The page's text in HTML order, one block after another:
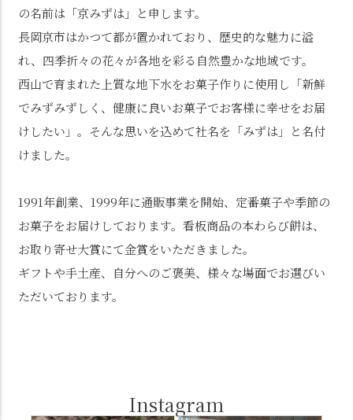
の名前は「京みずは」と申します。
長岡京市はかつて都が置かれており、歴史的な魅力に溢
れ、四季折々の花々が各地を彩る自然豊かな地域です。
西山で育まれた上質な地下水をお菓子作りに使用し「新鮮
でみずみずしく、健康に良いお菓子でお客様に幸せをお届
けしたい」。そんな思いを込めて社名を「みずは」と名付
けました。
1991年創業、1999年に通販事業を開始、定番菓子や季節の
お菓子をお届けしております。看板商品の本わらび餅は、
お取り寄せ大賞にて金賞をいただきました。
ギフトや手土産、自分へのご褒美、様々な場面でお選びい
ただいております。
Instagram